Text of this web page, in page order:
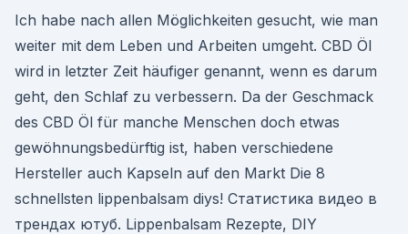
Ich habe nach allen Möglichkeiten gesucht, wie man
weiter mit dem Leben und Arbeiten umgeht. CBD Öl
wird in letzter Zeit häufiger genannt, wenn es darum
geht, den Schlaf zu verbessern. Da der Geschmack
des CBD Öl für manche Menschen doch etwas
gewöhnungsbedürftig ist, haben verschiedene
Hersteller auch Kapseln auf den Markt Die 8
schnellsten lippenbalsam diys! Статистика видео в
трендах ютуб. Lippenbalsam Rezepte, DIY